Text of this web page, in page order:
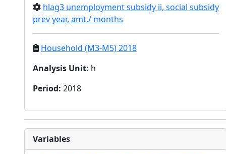
hlag3 unemployment subsidy ii, social subsidy
prev year, amt./ months
Household (M3-M5) 2018
Analysis Unit: h
Period: 2018
Variables